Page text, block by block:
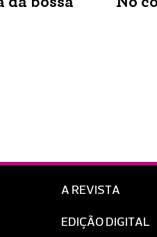
A REVISTA
EDIÇÃO DIGITAL